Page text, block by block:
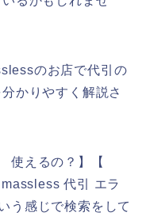
のお店で代引の
かりやすく解説さ
使えるの？】【
代引 エラ
う感じで検索をして